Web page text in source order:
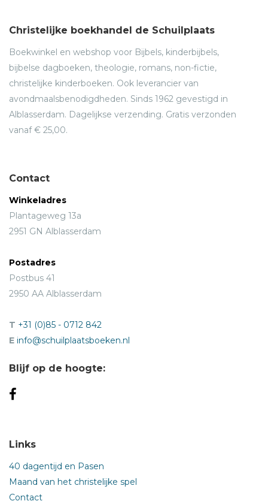
Christelijke boekhandel de Schuilplaats
Boekwinkel en webshop voor Bijbels, kinderbijbels,
bijbelse dagboeken, theologie, romans, non-fictie,
christelijke kinderboeken. Ook leverancier van
avondmaalsbenodigdheden. Sinds 1962 gevestigd in
Alblasserdam. Dagelijkse verzending. Gratis verzonden
vanaf € 25,00.
Contact
Winkeladres
Plantageweg 13a
2951 GN Alblasserdam
Postadres
Postbus 41
2950 AA Alblasserdam
T +31 (0)85 - 0712 842
E info@schuilplaatsboeken.nl
Blijf op de hoogte:
Links
40 dagentijd en Pasen
Maand van het christelijke spel
Contact